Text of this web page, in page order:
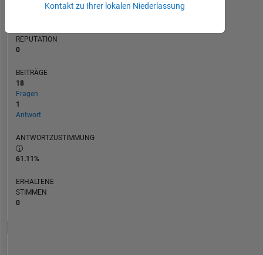
REPUTATION
0
BEITRÄGE
18
Fragen
1
Antwort
ANTWORTZUSTIMMUNG
61.11%
ERHALTENE
STIMMEN
0
Kontakt zu Ihrer lokalen Niederlassung